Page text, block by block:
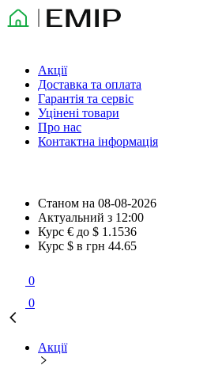
Акції
Доставка та оплата
Гарантія та сервіс
Уцінені товари
Про нас
Контактна інформація
Станом на 08-08-2026
Актуальний з 12:00
Курс € до $ 1.1536
Курс $ в грн 44.65
0
0
Акції